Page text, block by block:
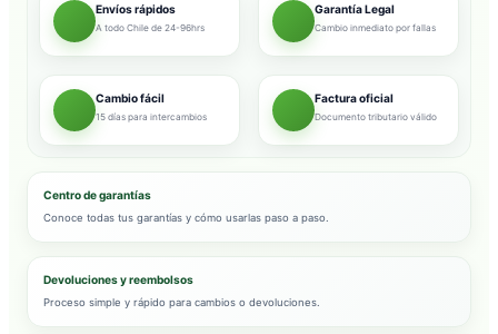
Envíos rápidos
A todo Chile de 24-96hrs
Garantía Legal
Cambio inmediato por fallas
Cambio fácil
15 días para intercambios
Factura oficial
Documento tributario válido
Centro de garantías
Conoce todas tus garantías y cómo usarlas paso a paso.
Devoluciones y reembolsos
Proceso simple y rápido para cambios o devoluciones.